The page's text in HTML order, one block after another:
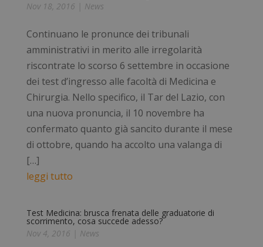
Nov 18, 2016
News
Continuano le pronunce dei tribunali
amministrativi in merito alle irregolarità
riscontrate lo scorso 6 settembre in occasione
dei test d’ingresso alle facoltà di Medicina e
Chirurgia. Nello specifico, il Tar del Lazio, con
una nuova pronuncia, il 10 novembre ha
confermato quanto già sancito durante il mese
di ottobre, quando ha accolto una valanga di
[…]
leggi tutto
Test Medicina: brusca frenata delle graduatorie di
scorrimento, cosa succede adesso?
Nov 4, 2016
News